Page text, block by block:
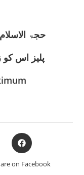
حجۃ
پلیز اس کو
Opens
in
new
on Facebook